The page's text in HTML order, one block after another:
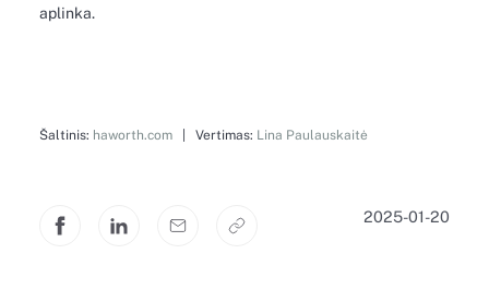
aplinka.
Šaltinis: haworth.com | Vertimas: Lina Paulauskaitė
2025-01-20